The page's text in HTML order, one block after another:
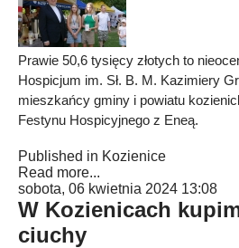
Prawie 50,6 tysięcy złotych to
Hospicjum im. Sł. B. M. Kazimiery
mieszkańcy gminy i powiatu
Festynu Hospicyjnego z Eneą.
Published in Kozienice
Read more...
sobota, 06 kwietnia 2024 13:08
W Kozienicach
ciuchy